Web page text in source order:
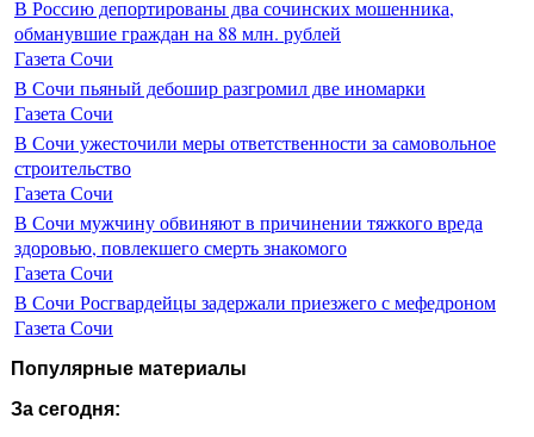
В Россию депортированы два сочинских мошенника,
обманувшие граждан на 88 млн. рублей
Газета Сочи
В Сочи пьяный дебошир разгромил две иномарки
Газета Сочи
В Сочи ужесточили меры ответственности за самовольное
строительство
Газета Сочи
В Сочи мужчину обвиняют в причинении тяжкого вреда
здоровью, повлекшего смерть знакомого
Газета Сочи
В Сочи Росгвардейцы задержали приезжего с мефедроном
Газета Сочи
Популярные материалы
За сегодня: